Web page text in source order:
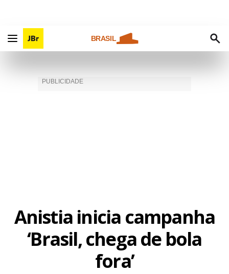
BRASIL
Anistia inicia campanha
‘Brasil, chega de bola
fora’